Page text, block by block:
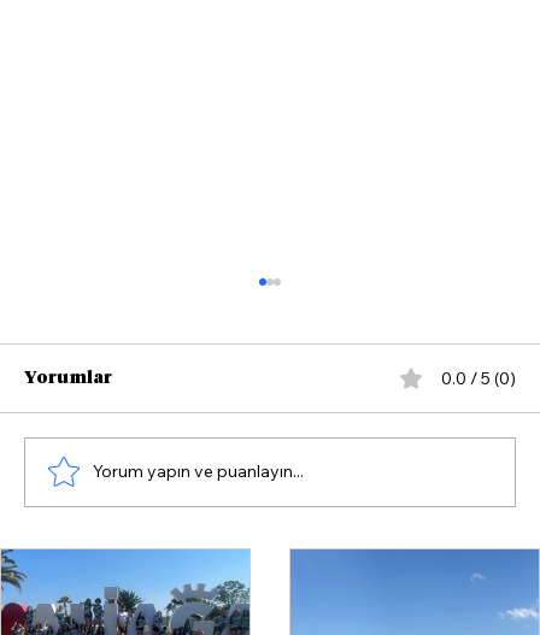
Yorumlar 0.0 / 5 (0)
Yorum yapın ve puanlayın...